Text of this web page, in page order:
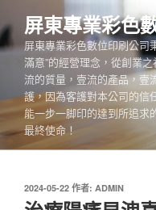
至
主
容
屏東專業彩色
屏東專業彩色數位印刷公司
滿意”的經營理念，從創業
流的質量，壹流的產品，壹
護，因為客護對本公司的信
能一步一脚印的達到所追求
最終使命！
發
佈
2024-05-22 作者: ADMIN